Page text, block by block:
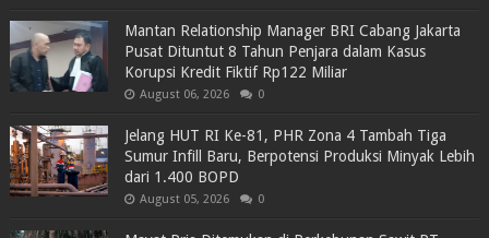
Mantan Relationship Manager BRI Cabang Jakarta
Pusat Dituntut 8 Tahun Penjara dalam Kasus
Korupsi Kredit Fiktif Rp122 Miliar
August 06, 2026 0
Jelang HUT RI Ke-81, PHR Zona 4 Tambah Tiga
Sumur Infill Baru, Berpotensi Produksi Minyak Lebih
dari 1.400 BOPD
August 05, 2026 0